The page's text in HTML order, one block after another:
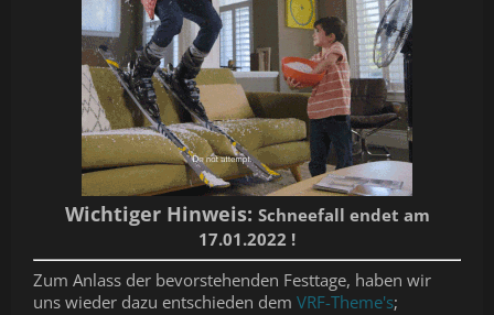
Wichtiger Hinweis: Schneefall endet am
17.01.2022 !
Zum Anlass der bevorstehenden Festtage, haben wir
uns wieder dazu entschieden dem VRF-Theme's;